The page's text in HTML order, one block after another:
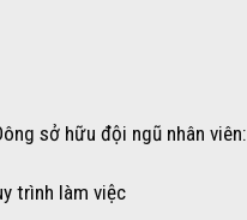
sở hữu đội ngũ nhân viên:
trình làm việc